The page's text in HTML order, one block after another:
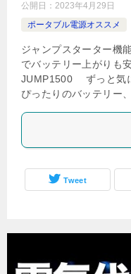
公開日： 2023年4月29日
ポータブル電源オススメ
ジャンプスターター機
でバッテリー上がりも
JUMP1500 ずっと気
ぴったりのバッテリー
Tweet